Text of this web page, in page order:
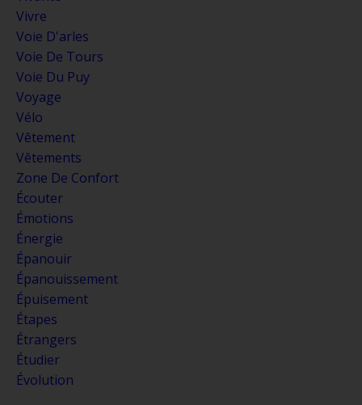
Vivre
Voie D'arles
Voie De Tours
Voie Du Puy
Voyage
Vélo
Vêtement
Vêtements
Zone De Confort
Écouter
Émotions
Énergie
Épanouir
Épanouissement
Épuisement
Étapes
Étrangers
Étudier
Évolution